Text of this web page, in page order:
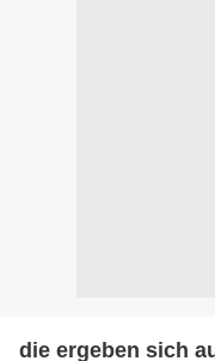
die ergeben sich